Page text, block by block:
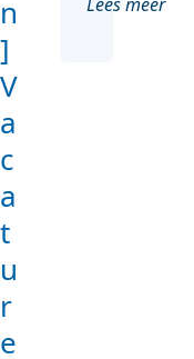
n
]
V
a
c
a
t
u
r
e